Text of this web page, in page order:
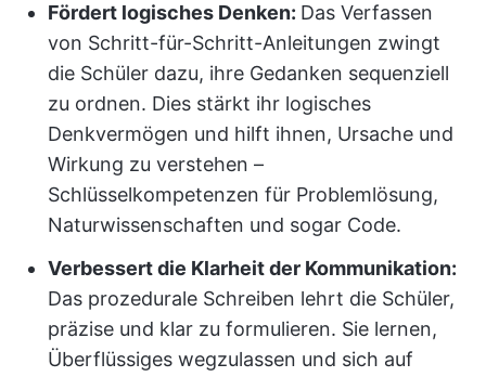
Fördert logisches Denken: Das Verfassen
von Schritt-für-Schritt-Anleitungen zwingt
die Schüler dazu, ihre Gedanken sequenziell
zu ordnen. Dies stärkt ihr logisches
Denkvermögen und hilft ihnen, Ursache und
Wirkung zu verstehen –
Schlüsselkompetenzen für Problemlösung,
Naturwissenschaften und sogar Code.
Verbessert die Klarheit der Kommunikation:
Das prozedurale Schreiben lehrt die Schüler,
präzise und klar zu formulieren. Sie lernen,
Überflüssiges wegzulassen und sich auf